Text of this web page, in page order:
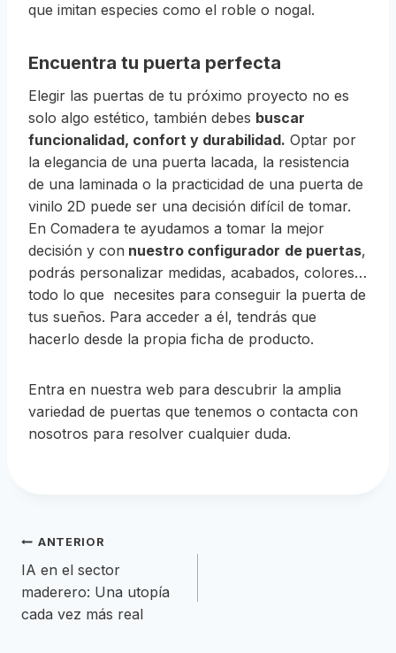
que imitan especies como el roble o nogal.
Encuentra tu puerta perfecta
Elegir las puertas de tu próximo proyecto no es
solo algo estético, también debes buscar
funcionalidad, confort y durabilidad. Optar por
la elegancia de una puerta lacada, la resistencia
de una laminada o la practicidad de una puerta de
vinilo 2D puede ser una decisión difícil de tomar.
En Comadera te ayudamos a tomar la mejor
decisión y con nuestro configurador de puertas,
podrás personalizar medidas, acabados, colores…
todo lo que necesites para conseguir la puerta de
tus sueños. Para acceder a él, tendrás que
hacerlo desde la propia ficha de producto.
Entra en nuestra web para descubrir la amplia
variedad de puertas que tenemos o contacta con
nosotros para resolver cualquier duda.
Navegación
de
entradas
ANTERIOR
IA en el sector
maderero: Una utopía
cada vez más real